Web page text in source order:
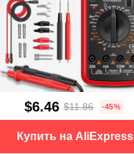
$6.46 $11.86 -45%
Купить на AliExpress